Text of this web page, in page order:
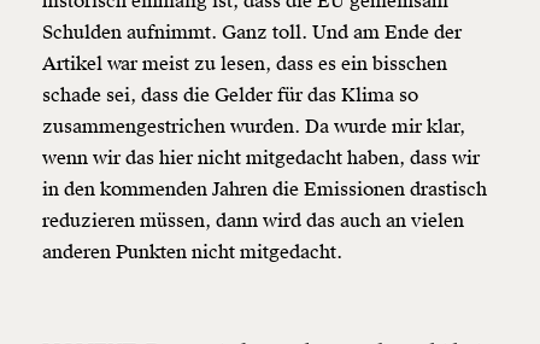
Schulden aufnimmt. Ganz toll. Und am Ende der
Artikel war meist zu lesen, dass es ein bisschen
schade sei, dass die Gelder für das Klima so
zusammengestrichen wurden. Da wurde mir klar,
wenn wir das hier nicht mitgedacht haben, dass wir
in den kommenden Jahren die Emissionen drastisch
reduzieren müssen, dann wird das auch an vielen
anderen Punkten nicht mitgedacht.